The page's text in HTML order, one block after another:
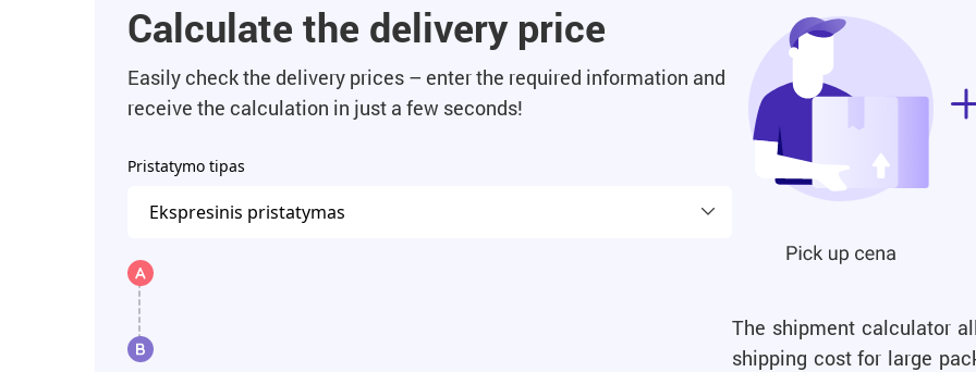
Calculate the delivery price
Easily check the delivery prices – enter the required information and
receive the calculation in just a few seconds!
Pristatymo tipas
The shipment calculator
shipping cost for large